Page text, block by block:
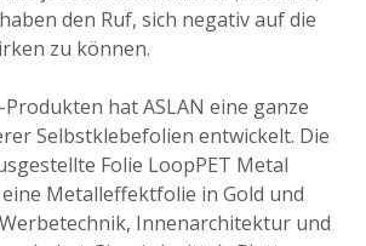
den Ruf, sich negativ auf die
zu können.
hat ASLAN eine ganze
Selbstklebefolien entwickelt. Die
Folie LoopPET Metal
eine Metalleffektfolie in Gold und
Innenarchitektur und